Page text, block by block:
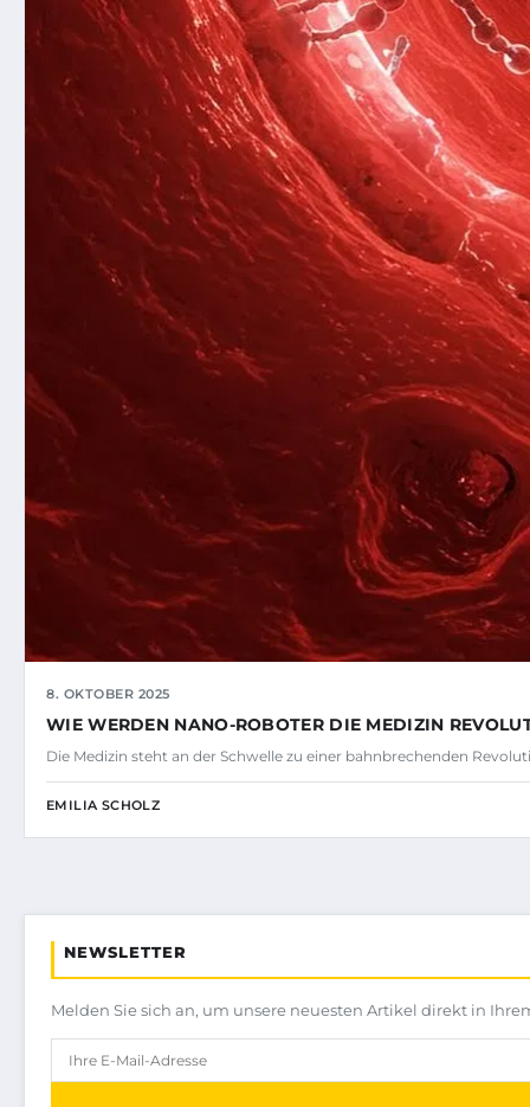
8. OKTOBER 2025
WIE WERDEN NANO-ROBOTER DIE MEDIZIN
Die Medizin steht an der Schwelle zu einer bahnbrechenden
EMILIA SCHOLZ
NEWSLETTER
Melden Sie sich an, um unsere neuesten Artikel direkt in